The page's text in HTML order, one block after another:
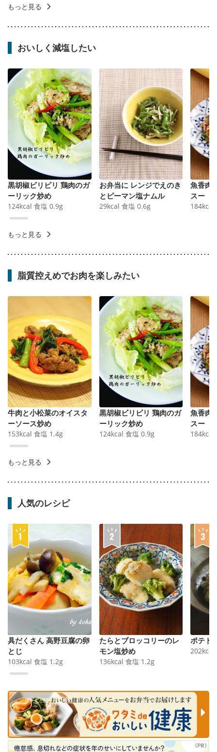
もっと見る
おいしく減塩したい
黒胡椒ビリビリ 鶏肉のガ
ーリック炒め
124kcal 食塩 0.9g
お弁当に レンジでえのき
とピーマン塩ナムル
29kcal 食塩 0.6g
魚香肉
スー
184kcal
もっと見る
脂質控えめでお肉を楽しみたい
牛肉と小松菜のオイスタ
ーソース炒め
153kcal 食塩 1.4g
黒胡椒ビリビリ 鶏肉のガ
ーリック炒め
124kcal 食塩 0.9g
魚香肉
スー
184kcal
もっと見る
人気のレシピ
具だくさん 高野豆腐の卵
とじ
103kcal 食塩 1.2g
たらとブロッコリーのレ
モン塩炒め
136kcal 食塩 1.2g
ポテト
202kcal